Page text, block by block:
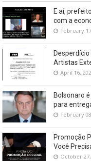
E aí,
com a
February
Artistas
April 16,
Bolsonaro
para
February
Promoção
Você
October